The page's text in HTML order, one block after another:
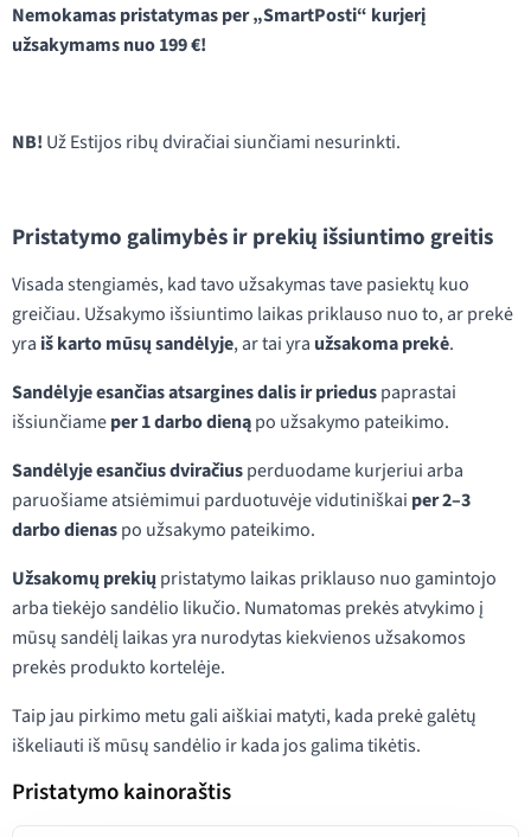
Nemokamas pristatymas per „SmartPosti“ kurjerį
užsakymams nuo 199 €!
NB! Už Estijos ribų dviračiai siunčiami nesurinkti.
Pristatymo galimybės ir prekių išsiuntimo greitis
Visada stengiamės, kad tavo užsakymas tave pasiektų kuo
greičiau. Užsakymo išsiuntimo laikas priklauso nuo to, ar prekė
yra iš karto mūsų sandėlyje, ar tai yra užsakoma prekė.
Sandėlyje esančias atsargines dalis ir prieduspaprastai
išsiunčiameper 1 darbo dienąpo užsakymo pateikimo.
Sandėlyje esančius dviračiusperduodame kurjeriui arba
paruošiame atsiėmimui parduotuvėje vidutiniškai per 2–3
darbo dienaspo užsakymo pateikimo.
Užsakomų prekių pristatymo laikas priklauso nuo gamintojo
arba tiekėjo sandėlio likučio. Numatomas prekės atvykimo į
mūsų sandėlį laikas yra nurodytas kiekvienos užsakomos
prekės produkto kortelėje.
Taip jau pirkimo metu gali aiškiai matyti, kada prekė galėtų
iškeliauti iš mūsų sandėlio ir kada jos galima tikėtis.
Pristatymo kainoraštis